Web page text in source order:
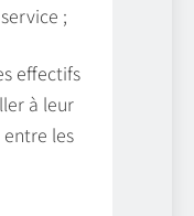
;
effectifs
à leur
les